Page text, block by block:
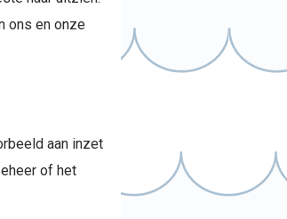
ons en onze
aan inzet
of het